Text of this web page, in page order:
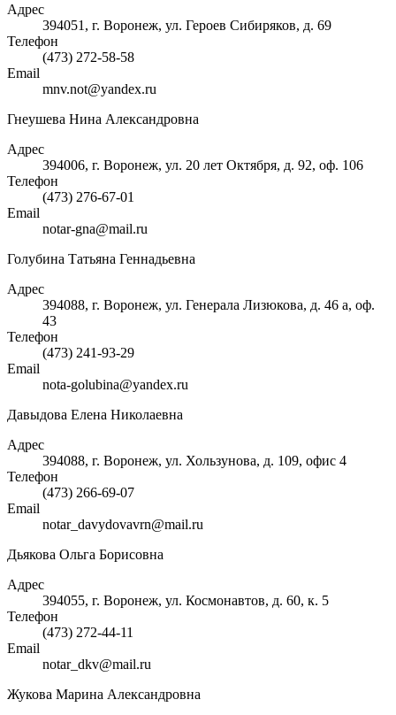
Адрес
394051, г. Воронеж, ул. Героев Сибиряков, д. 69
Телефон
(473) 272-58-58
Email
mnv.not@yandex.ru
Гнеушева Нина Александровна
Адрес
394006, г. Воронеж, ул. 20 лет Октября, д. 92, оф. 106
Телефон
(473) 276-67-01
Email
notar-gna@mail.ru
Голубина Татьяна Геннадьевна
Адрес
394088, г. Воронеж, ул. Генерала Лизюкова, д. 46 а, оф.
43
Телефон
(473) 241-93-29
Email
nota-golubina@yandex.ru
Давыдова Елена Николаевна
Адрес
394088, г. Воронеж, ул. Хользунова, д. 109, офис 4
Телефон
(473) 266-69-07
Email
notar_davydovavrn@mail.ru
Дьякова Ольга Борисовна
Адрес
394055, г. Воронеж, ул. Космонавтов, д. 60, к. 5
Телефон
(473) 272-44-11
Email
notar_dkv@mail.ru
Жукова Марина Александровна